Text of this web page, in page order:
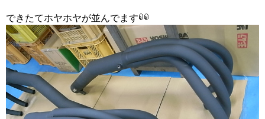
できたてホヤホヤが並んでます